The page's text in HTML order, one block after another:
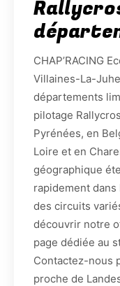
CHAP’RACING
Villaines-La-
départements
pilotage
Pyrénées, en
Loire et en
géographique
rapidement
des circuits
découvrir notre
page dédiée au
Contactez-nous
proche de